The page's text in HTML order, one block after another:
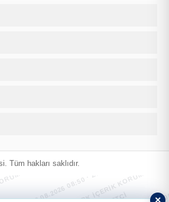
Tüm hakları saklıdır.
· 08.08.2026 08:50 · ZIYARETÇI
MANİSATÜRK İÇERİK KORUMA